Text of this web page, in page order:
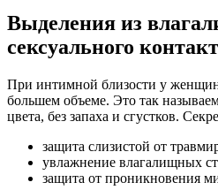
Выделения из
сексуального
При интимной близости у
большем объеме. Это так
цвета, без запаха и сгустков.
защита слизистой от
увлажнение влагалищных
защита от проникновения